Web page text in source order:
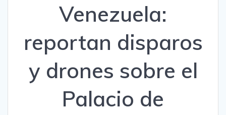
Venezuela:
reportan disparos
y drones sobre el
Palacio de